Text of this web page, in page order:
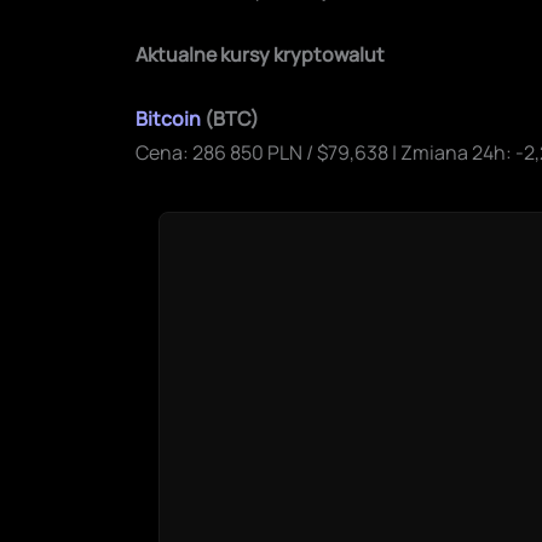
Aktualne kursy kryptowalut
Bitcoin (BTC)
Cena: 286 850 PLN / $79,638 | Zmiana 24h: -